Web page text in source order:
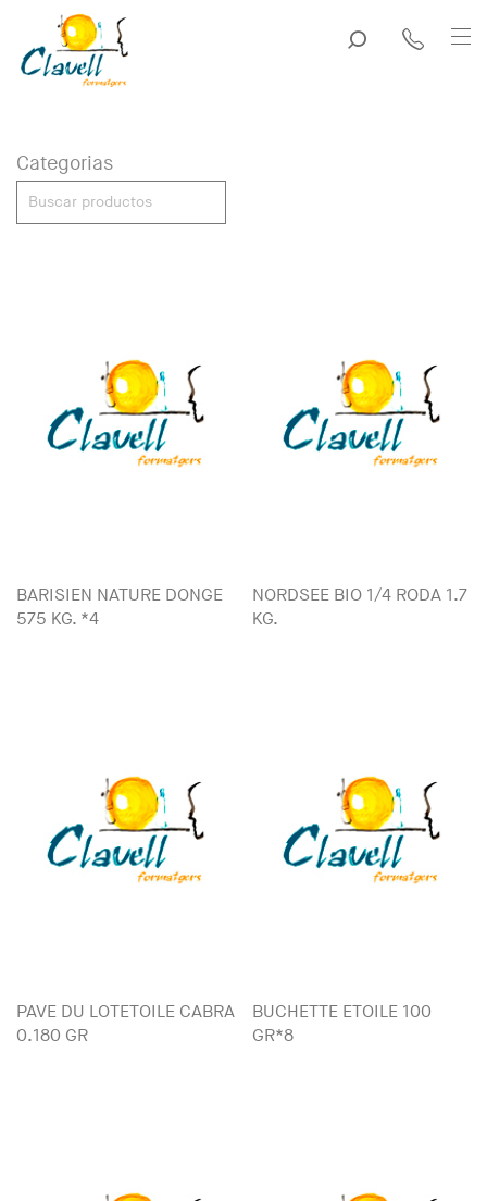
Categorias
BARISIEN NATURE DONGE
575 KG. *4
NORDSEE BIO 1/4 RODA 1.7
KG.
PAVE DU LOTETOILE CABRA
0.180 GR
BUCHETTE ETOILE 100
GR*8